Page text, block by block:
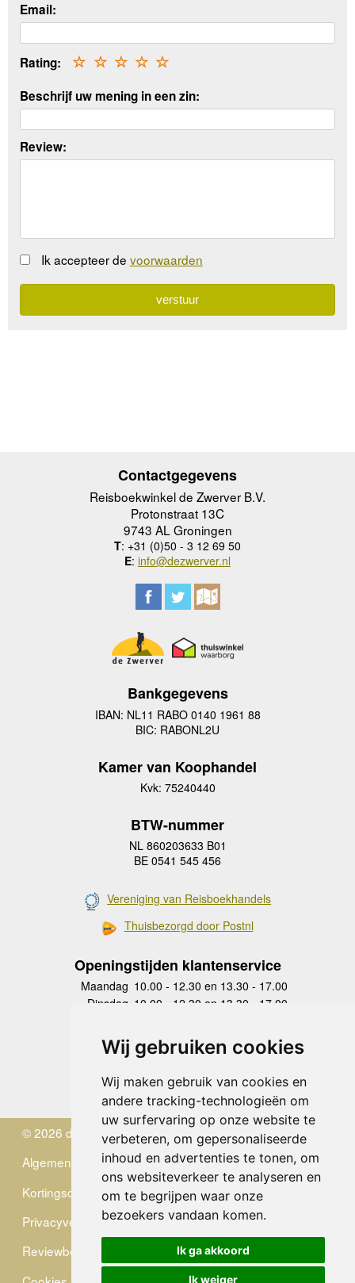
Wij gebruiken cookies
Wij maken gebruik van cookies en
andere tracking-technologieën om
uw surfervaring op onze website te
verbeteren, om gepersonaliseerde
inhoud en advertenties te tonen, om
ons websiteverkeer te analyseren en
om te begrijpen waar onze
bezoekers vandaan komen.
Ik ga akkoord
Ik weiger
Email:
Rating: ☆
☆
☆
☆
☆
Beschrijf uw mening in een zin:
Review:
Ik accepteer de voorwaarden
Contactgegevens
Reisboekwinkel de Zwerver B.V.
Protonstraat 13C
9743 AL Groningen
T: +31 (0)50 - 3 12 69 50
E: info@dezwerver.nl
Bankgegevens
IBAN: NL11 RABO 0140 1961 88
BIC: RABONL2U
Kamer van Koophandel
Kvk: 75240440
BTW-nummer
NL 860203633 B01
BE 0541 545 456
Vereniging van Reisboekhandels
Thuisbezorgd door Postnl
Openingstijden klantenservice
Maandag 10.00 - 12.30 en 13.30 - 17.00
Dinsdag 10.00 - 12.30 en 13.30 - 17.00
Donderdag
10.00 - 12.30 en 13.30 - 17.00
Vrijdag 10.00 - 12.30 en 13.30 - 17.00
Zaterdag
gesloten
Zondag gesloten
© 2026 de Zwerver
Algemene Voorwaarden
Kortingscode
Privacyverklaring
Reviewbeleid